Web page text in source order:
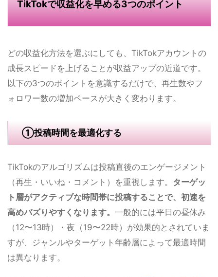
TikTokで収益化を早める3つのポイント
どの収益化方法を選ぶにしても、TikTokアカウントの
成長スピードを上げることが収益アップの近道です。
以下の3つのポイントを意識するだけで、再生数やフ
ォロワー数の増加ペースが大きく変わります。
①投稿時間を最適化する
TikTokのアルゴリズムは投稿直後のエンゲージメント
（再生・いいね・コメント）を重視します。 ターゲッ
ト層がアクティブな時間帯に投稿することで、初速を
高めバズりやすくなります。 一般的には平日の昼休み
（12〜13時）・夜（19〜22時）が効果的とされていま
すが、ジャンルやターゲット年齢層によって最適時間
は異なります。